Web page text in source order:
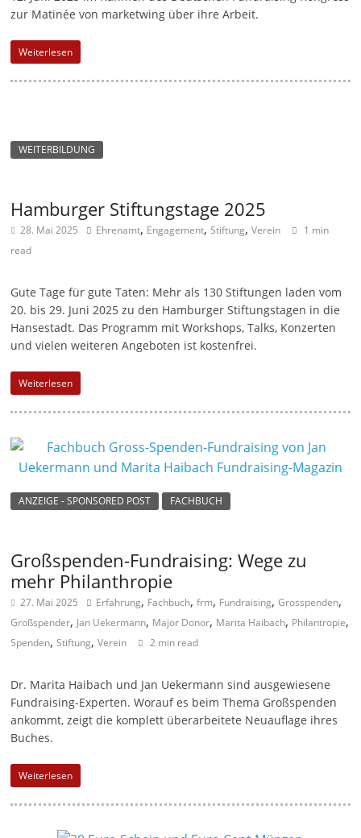
zur Matinée von marketwing über ihre Arbeit.
Weiterlesen
WEITERBILDUNG
Hamburger Stiftungstage 2025
28. Mai 2025 Ehrenamt, Engagement,Stiftung,Verein
1 min
read
Gute Tage für gute Taten: Mehr als 130 Stiftungen laden vom
20. bis 29. Juni 2025 zu den Hamburger Stiftungstagen in die
Hansestadt. Das Programm mit Workshops, Talks, Konzerten
und vielen weiteren Angeboten ist kostenfrei.
Weiterlesen
ANZEIGE - SPONSORED POST FACHBUCH
Großspenden-Fundraising: Wege zu
mehr Philanthropie
27. Mai 2025 Erfahrung, Fachbuch,frm, Fundraising,Grosspenden,
Großspender, Jan Uekermann, Major Donor, Marita Haibach, Philantropie,
Spenden,Stiftung,Verein 2 min read
Dr. Marita Haibach und Jan Uekermann sind ausgewiesene
Fundraising-Experten. Worauf es beim Thema Großspenden
ankommt, zeigt die komplett überarbeitete Neuauflage ihres
Buches.
Weiterlesen